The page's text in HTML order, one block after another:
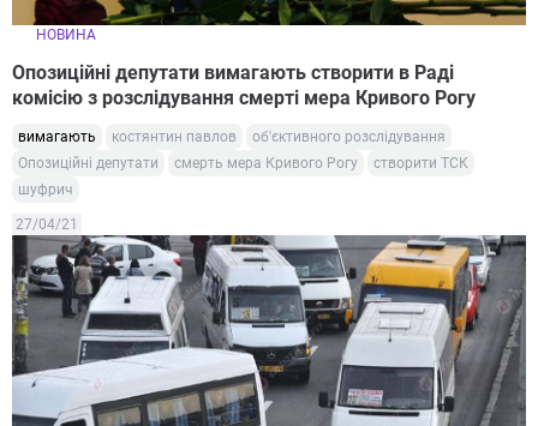
НОВИНА
Опозиційні депутати вимагають створити в Раді
комісію з розслідування смерті мера Кривого Рогу
вимагають костянтин павлов
об'єктивного розслідування
Опозиційні депутати
смерть мера Кривого Рогу
створити ТСК
шуфрич
27/04/21